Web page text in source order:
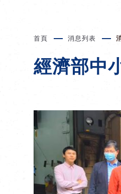
首頁 消息列表
經濟部中